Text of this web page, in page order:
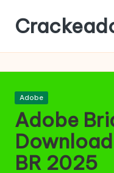
Skip
content
Posted
Adobe
Adobe
BR 2025